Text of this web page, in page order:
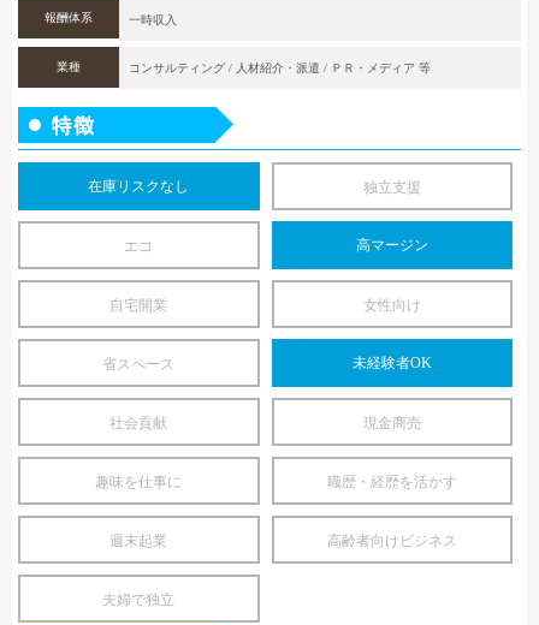
報酬体系 一時収入
業種 コンサルティング / 人材紹介・派遣 / ＰＲ・メディア 等
在庫リスクなし 独立支援
エコ 高マージン
自宅開業 女性向け
省スペース 未経験者OK
社会貢献 現金商売
趣味を仕事に 職歴・経歴を活かす
週末起業 高齢者向けビジネス
夫婦で独立